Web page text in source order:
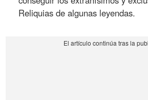
Reliquias de algunas leyendas.